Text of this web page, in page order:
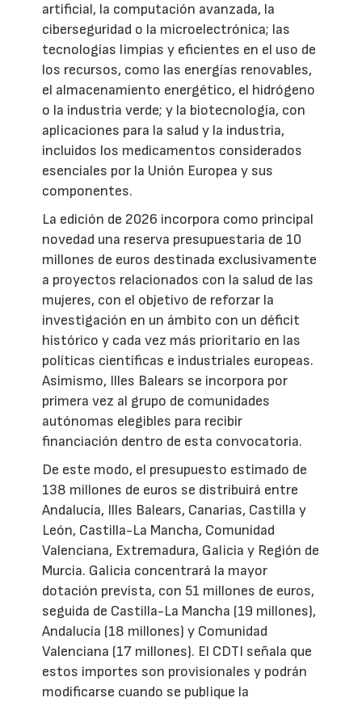
artificial, la computación avanzada, la
ciberseguridad o la microelectrónica; las
tecnologías limpias y eficientes en el uso de
los recursos, como las energías renovables,
el almacenamiento energético, el hidrógeno
o la industria verde; y la biotecnología, con
aplicaciones para la salud y la industria,
incluidos los medicamentos considerados
esenciales por la Unión Europea y sus
componentes.
La edición de 2026 incorpora como principal
novedad una reserva presupuestaria de 10
millones de euros destinada exclusivamente
a proyectos relacionados con la salud de las
mujeres, con el objetivo de reforzar la
investigación en un ámbito con un déficit
histórico y cada vez más prioritario en las
políticas científicas e industriales europeas.
Asimismo, Illes Balears se incorpora por
primera vez al grupo de comunidades
autónomas elegibles para recibir
financiación dentro de esta convocatoria.
De este modo, el presupuesto estimado de
138 millones de euros se distribuirá entre
Andalucía, Illes Balears, Canarias, Castilla y
León, Castilla-La Mancha, Comunidad
Valenciana, Extremadura, Galicia y Región de
Murcia. Galicia concentrará la mayor
dotación prevista, con 51 millones de euros,
seguida de Castilla-La Mancha (19 millones),
Andalucía (18 millones) y Comunidad
Valenciana (17 millones). El CDTI señala que
estos importes son provisionales y podrán
modificarse cuando se publique la